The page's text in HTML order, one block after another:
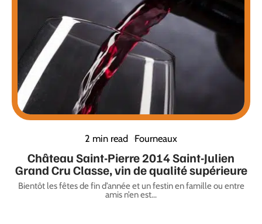
2 min read Fourneaux
Château Saint-Pierre 2014 Saint-Julien
Grand Cru Classe, vin de qualité supérieure
Bientôt les fêtes de fin d’année et un festin en famille ou entre
amis n’en est…